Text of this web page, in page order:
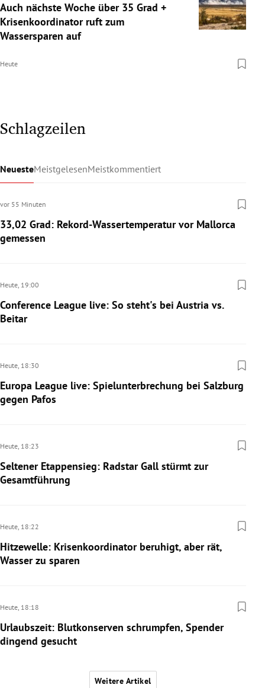
Auch nächste Woche über 35 Grad +
Krisenkoordinator ruft zum
Wassersparen auf
Heute
Schlagzeilen
NeuesteMeistgelesenMeistkommentiert
vor 55 Minuten
33,02 Grad: Rekord-Wassertemperatur vor Mallorca
gemessen
Heute, 19:00
Conference League live: So steht's bei Austria vs.
Beitar
Heute, 18:30
Europa League live: Spielunterbrechung bei Salzburg
gegen Pafos
Heute, 18:23
Seltener Etappensieg: Radstar Gall stürmt zur
Gesamtführung
Heute, 18:22
Hitzewelle: Krisenkoordinator beruhigt, aber rät,
Wasser zu sparen
Heute, 18:18
Urlaubszeit: Blutkonserven schrumpfen, Spender
dingend gesucht
Weitere Artikel